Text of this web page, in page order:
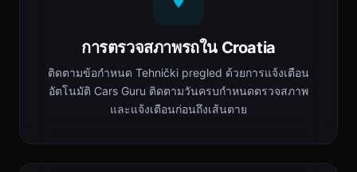
การตรวจสภาพรถใน Croatia
ติดตามข้อกำหนด Tehnički pregled ด้วยการแจ้งเตือน
อัตโนมัติ Cars Guru ติดตามวันครบกำหนดตรวจสภาพ
และแจ้งเตือนก่อนถึงเส้นตาย